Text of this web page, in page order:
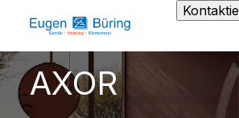
AXOR